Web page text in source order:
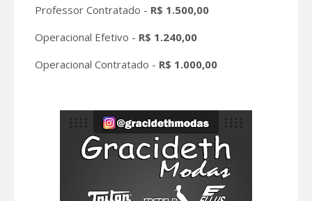
Professor Contratado - R$ 1.500,00
Operacional Efetivo - R$ 1.240,00
Operacional Contratado - R$ 1.000,00